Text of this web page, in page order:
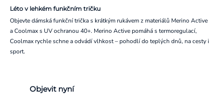
Léto v lehkém funkčním tričku
Objevte dámská funkční trička s krátkým rukávem z materiálů Merino Active
a Coolmax s UV ochranou 40+. Merino Active pomáhá s termoregulací,
Coolmax rychle schne a odvádí vlhkost – pohodlí do teplých dnů, na cesty i
sport.
Objevit nyní